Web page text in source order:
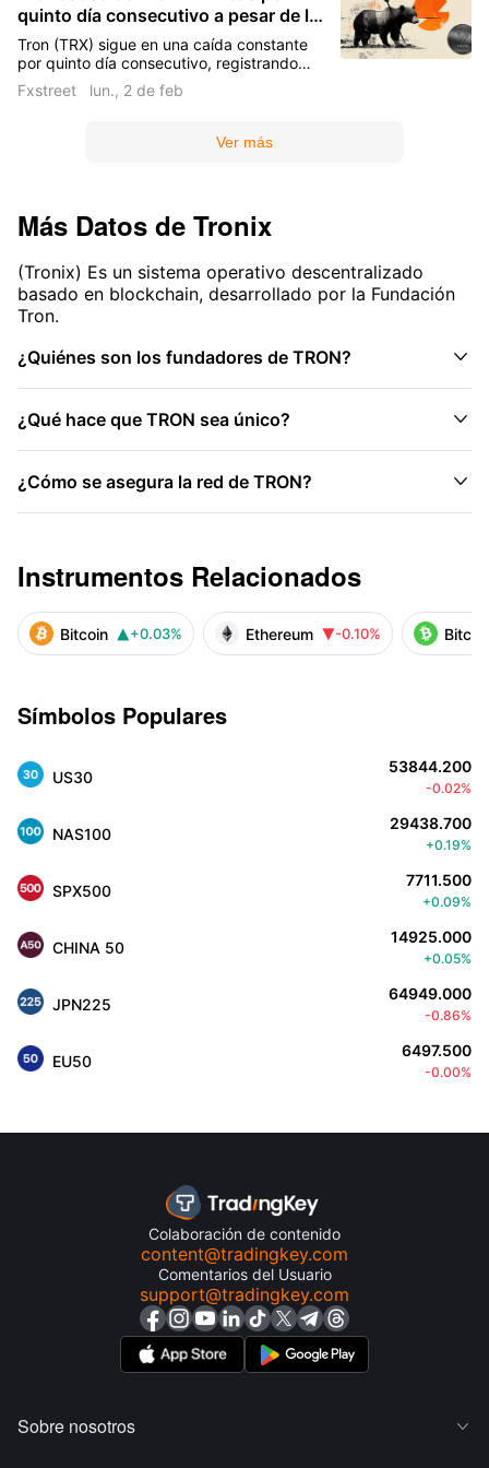
sus reservas.
quinto día consecutivo a pesar de la
expansión de tenencias
Tron (TRX) sigue en una caída constante
por quinto día consecutivo, registrando
una pérdida de casi el 1% el lunes. Tron
Inc., anteriormente SRM Entertainment Inc.,
TRX el lunes, reflejando su estrategia de
Fxstreet lun., 2 de feb
Ver más
Más Datos de Tronix
(Tronix) Es un sistema operativo descentralizado
basado en blockchain, desarrollado por la Fundación
Tron.
¿Quiénes son los fundadores de TRON?

¿Qué hace que TRON sea único? 
¿Cómo se asegura la red de TRON? 
Instrumentos Relacionados
Bitcoin  +0.03% Ethereum -0.10%
Símbolos Populares
US30
53844.200
-0.02%
NAS100
29438.700
+0.19%
SPX500
7711.500
+0.09%
CHINA 50
14925.000
+0.05%
JPN225
64949.000
-0.86%
EU50
6497.500
-0.00%
Colaboración de contenido
content@tradingkey.com
Comentarios del Usuario
support@tradingkey.com
Sobre nosotros 